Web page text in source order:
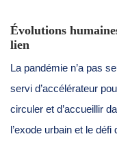
Évolutions
lien
La pandémie n’a pas
servi d’accélérateur
circuler et d’accueillir
l’exode urbain et le défi